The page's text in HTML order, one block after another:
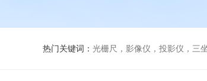
热门关键词： 光栅尺，影像仪，投影仪，三